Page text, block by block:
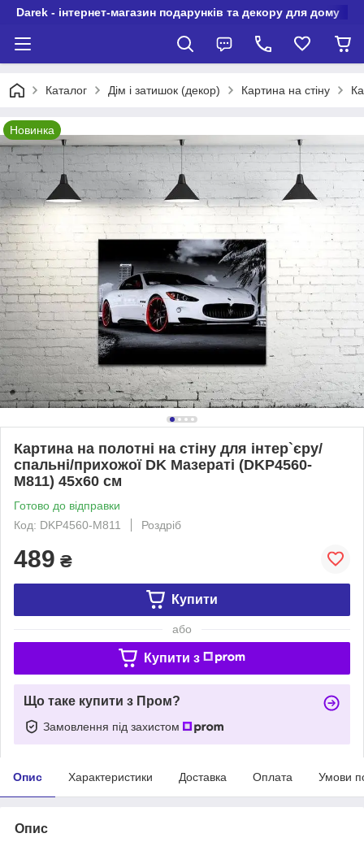
Darek - інтернет-магазин подарунків та декору для дому
Каталог Дім і затишок (декор) Картина на стіну
Новинка
Картина на полотні на стіну для інтер`єру/
спальні/прихожої DK Мазераті (DKP4560-
M811) 45х60 см
Готово до відправки
Код: DKP4560-M811
Роздріб
489 ₴
Купити
або
Купити з
Що таке купити з Пром?
Замовлення під захистом
Опис Характеристики Доставка Оплата Умови
Опис